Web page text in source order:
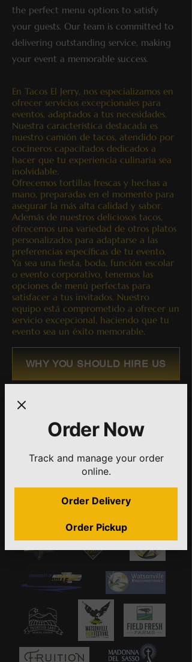
the perfect menu options to satisfy
your guests. Our team is committed to
delivering outstanding service, making
your event a memorable success.
En Tacos El Jerry, nos especializamos en
ofrecer servicios excepcionales para
eventos, adaptados a tus necesidades.
Nuestra característica destacada es
nuestro camión de tacos, atendido por
cocineros capacitados dedicados a
hacer que tu experiencia culinaria sea
inolvidable.
Ofrecemos tortillas frescas y hechas a
mano, preparadas en el momento para
asegurar la más alta calidad y sabor.
Además de nuestros deliciosos tacos,
ofrecemos una variedad de otros platos
personalizados para adaptarse a las
preferencias específicas de tu evento.
Ya sea una fiesta, boda, función escolar
o evento corporativo, tenemos las
opciones de menú perfectas para
satisfacer a tus invitados. Nuestro
equipo está comprometido a ofrecer un
servicio excepcional, haciendo que tu
evento sea un éxito memorable.
WHY YOU SHOULD HIRE US
greatopportunity to serve:
Order Now
Track and manage your order
online.
Order Delivery
Order Pickup